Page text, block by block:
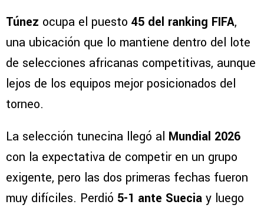
Túnez ocupa el puesto 45 del ranking FIFA,
una ubicación que lo mantiene dentro del lote
de selecciones africanas competitivas, aunque
lejos de los equipos mejor posicionados del
torneo.
La selección tunecina llegó al Mundial 2026
con la expectativa de competir en un grupo
exigente, pero las dos primeras fechas fueron
muy difíciles. Perdió 5-1 ante Suecia y luego